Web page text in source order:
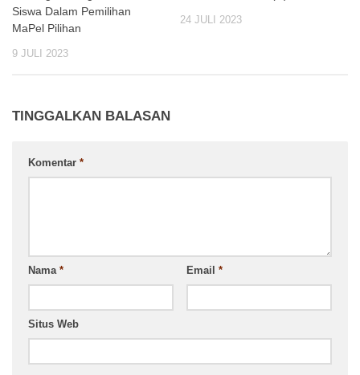
Siswa Dalam Pemilihan
MaPel Pilihan
9 JULI 2023
24 JULI 2023
TINGGALKAN BALASAN
Komentar *
Nama * Email *
Situs Web